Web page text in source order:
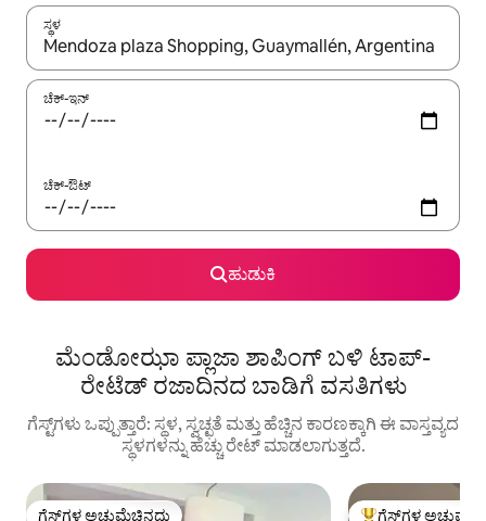
ಸ್ಥಳ
ಫಲಿತಾಂಶಗಳು ಲಭ್ಯವಿರುವಾಗ, ಅಪ್ ಮತ್ತು ಡೌನ್ ಬಾಣದ ಕೀಲಿಗಳೊಂದಿಗೆ
ಚೆಕ್-ಇನ್
ಚೆಕ್-ಔಟ್
ಹುಡುಕಿ
ಮೆಂಡೋಝಾ ಪ್ಲಾಜಾ ಶಾಪಿಂಗ್ ಬಳಿ ಟಾಪ್-
ರೇಟೆಡ್ ರಜಾದಿನದ ಬಾಡಿಗೆ ವಸತಿಗಳು
ಗೆಸ್ಟ್‌ಗಳು ಒಪ್ಪುತ್ತಾರೆ: ಸ್ಥಳ, ಸ್ವಚ್ಛತೆ ಮತ್ತು ಹೆಚ್ಚಿನ ಕಾರಣಕ್ಕಾಗಿ ಈ ವಾಸ್ತವ್ಯದ
ಸ್ಥಳಗಳನ್ನು ಹೆಚ್ಚು ರೇಟ್ ಮಾಡಲಾಗುತ್ತದೆ.
ಗೆಸ್ಟ್‌ಗಳ ಅಚ್ಚುಮೆಚ್ಚಿನದು ಗೆಸ್ಟ್‌ಗಳ